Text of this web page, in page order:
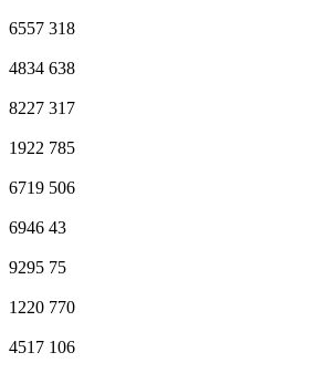
6557 318
4834 638
8227 317
1922 785
6719 506
6946 43
9295 75
1220 770
4517 106